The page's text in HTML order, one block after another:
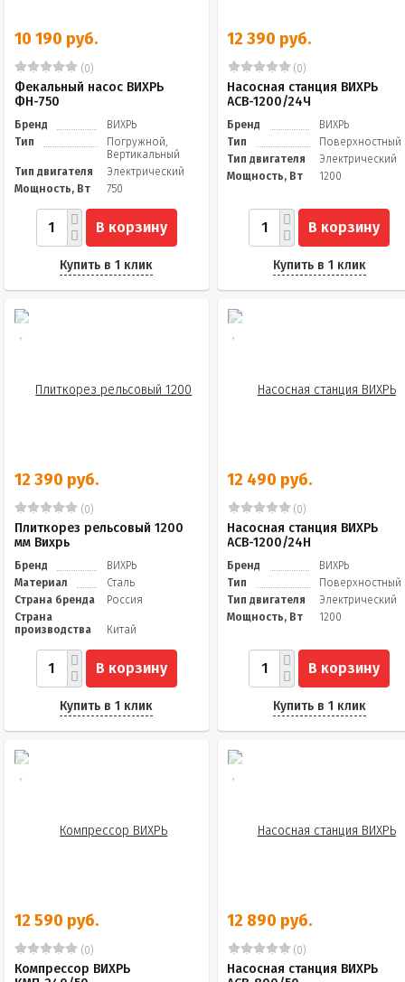
10 190 руб.
(0)
Фекальный насос ВИХРЬ
ФН-750
Бренд
ВИХРЬ
Тип
Погружной,
Вертикальный
Тип двигателя
Электрический
Мощность, Вт
750
В корзину
Купить в 1 клик
12 390 руб.
(0)
Насосная станция ВИХРЬ
АСВ-1200/24Ч
Бренд
ВИХРЬ
Тип
Поверхностный
Тип двигателя
Электрический
Мощность, Вт
1200
В корзину
Купить в 1 клик
12 390 руб.
(0)
Плиткорез рельсовый 1200
мм Вихрь
Бренд
ВИХРЬ
Материал
Сталь
Страна бренда
Россия
Страна
производства
Китай
В корзину
Купить в 1 клик
12 490 руб.
(0)
Насосная станция ВИХРЬ
АСВ-1200/24Н
Бренд
ВИХРЬ
Тип
Поверхностный
Тип двигателя
Электрический
Мощность, Вт
1200
В корзину
Купить в 1 клик
12 590 руб.
(0)
Компрессор ВИХРЬ
12 890 руб.
(0)
Насосная станция ВИХРЬ